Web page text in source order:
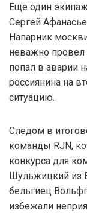
Еще один
Сергей
Напарник
неважно провел
попал в аварии
россиянина на
ситуацию.
Следом в
команды RJN,
конкурса для
Шульжицкий из
бельгиец
избежали